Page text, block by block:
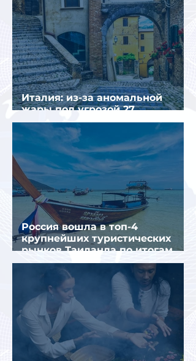
Италия: из-за аномальной
жары под угрозой 27
крупнейших городов
Россия вошла в топ-4
крупнейших туристических
рынков Таиланда по итогам
семи месяцев 2026 года